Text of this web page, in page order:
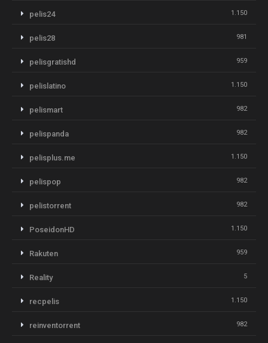
pelis24 1.150
pelis28 981
pelisgratishd 959
pelislatino 1.150
pelismart 982
pelispanda 982
pelisplus.me 1.150
pelispop 982
pelistorrent 982
PoseidonHD 1.150
Rakuten 959
Reality 5
recpelis 1.150
reinventorrent 982